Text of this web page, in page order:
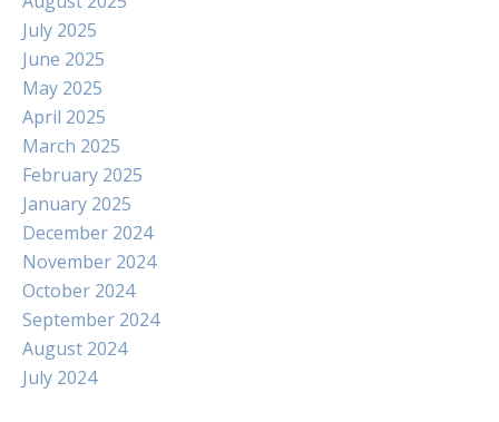
July 2025
June 2025
May 2025
April 2025
March 2025
February 2025
January 2025
December 2024
November 2024
October 2024
September 2024
August 2024
July 2024